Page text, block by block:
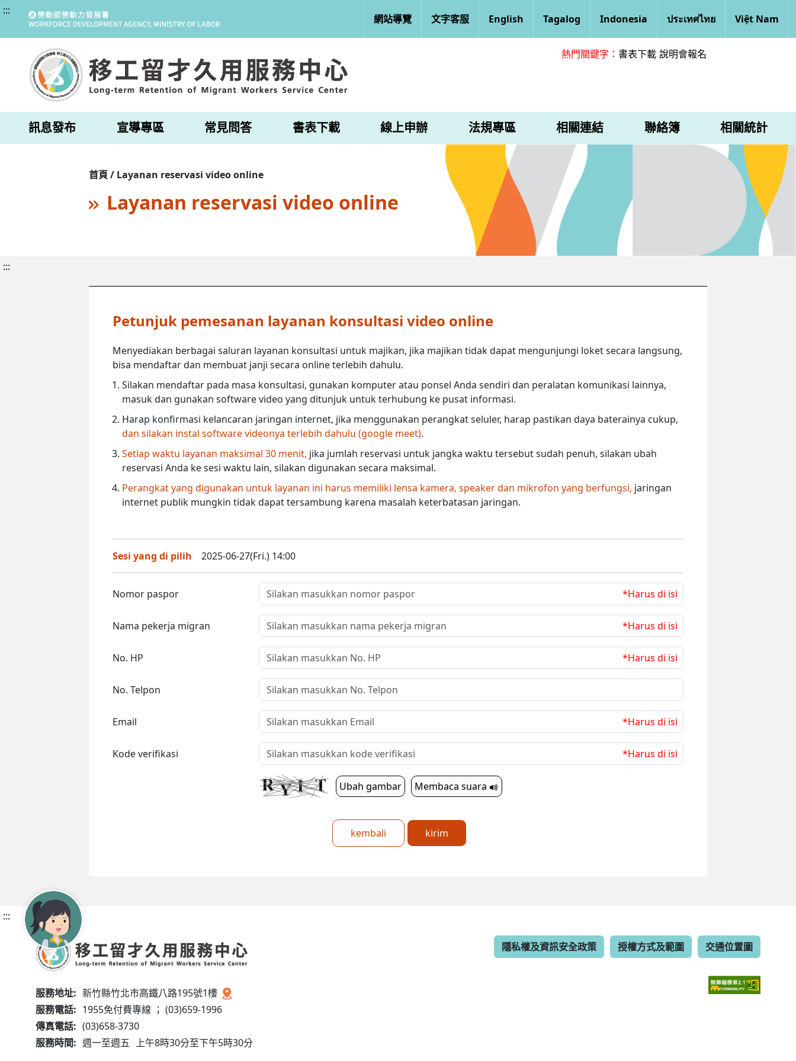
:::
網站導覽 文字客服 English Tagalog Indonesia ประเทศไทย Việt Nam
熱門關鍵字： 書表下載 說明會報名
訊息發布 宣導專區 常見問答 書表下載 線上申辦 法規專區 相關連結 聯絡簿 相關統計
首頁 / Layanan reservasi video online
Layanan reservasi video online
:::
Petunjuk pemesanan layanan konsultasi video online
Menyediakan berbagai saluran layanan konsultasi untuk majikan, jika majikan tidak dapat mengunjungi loket secara langsung,
bisa mendaftar dan membuat janji secara online terlebih dahulu.
Silakan mendaftar pada masa konsultasi, gunakan komputer atau ponsel Anda sendiri dan peralatan komunikasi lainnya,
masuk dan gunakan software video yang ditunjuk untuk terhubung ke pusat informasi.
Harap konfirmasi kelancaran jaringan internet, jika menggunakan perangkat seluler, harap pastikan daya baterainya cukup,
dan silakan instal software videonya terlebih dahulu (google meet).
Setiap waktu layanan maksimal 30 menit, jika jumlah reservasi untuk jangka waktu tersebut sudah penuh, silakan ubah
reservasi Anda ke sesi waktu lain, silakan digunakan secara maksimal.
Perangkat yang digunakan untuk layanan ini harus memiliki lensa kamera, speaker dan mikrofon yang berfungsi, jaringan
internet publik mungkin tidak dapat tersambung karena masalah keterbatasan jaringan.
Sesi yang di pilih 2025-06-27(Fri.) 14:00
Nomor paspor *Harus di isi
Nama pekerja migran *Harus di isi
No. HP *Harus di isi
No. Telpon
Email *Harus di isi
Kode verifikasi *Harus di isi
Ubah gambar Membaca suara
kembali kirim
:::
服務地址: 新竹縣竹北市高鐵八路195號1樓
服務電話: 1955免付費專線 ； (03)659-1996
傳真電話: (03)658-3730
服務時間: 週一至週五 上午8時30分至下午5時30分
隱私權及資訊安全政策 授權方式及範圍 交通位置圖